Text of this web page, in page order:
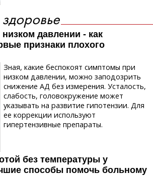
давлении - как
признаки плохого
Зная, какие беспокоят симптомы при
низком давлении, можно заподозрить
снижение АД без измерения. Усталость,
слабость, головокружение может
указывать на развитие гипотензии. Для
ее коррекции используют
гипертензивные препараты.
без температуры у
способы помочь больному